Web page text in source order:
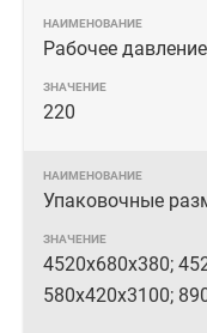
Рабочее
220
Упаковочные
4520х680х380;
580х420х3100;